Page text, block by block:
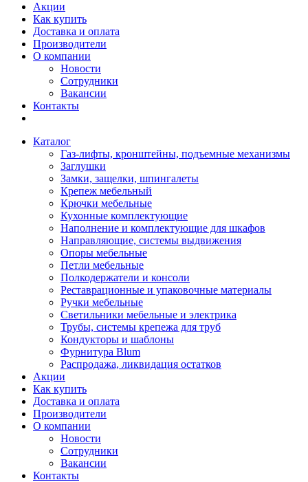
Акции
Как купить
Доставка и оплата
Производители
О компании
Новости
Сотрудники
Вакансии
Контакты
Каталог
Газ-лифты, кронштейны, подъемные механизмы
Заглушки
Замки, защелки, шпингалеты
Крепеж мебельный
Крючки мебельные
Кухонные комплектующие
Наполнение и комплектующие для шкафов
Направляющие, системы выдвижения
Опоры мебельные
Петли мебельные
Полкодержатели и консоли
Реставрационные и упаковочные материалы
Ручки мебельные
Светильники мебельные и электрика
Трубы, системы крепежа для труб
Кондукторы и шаблоны
Фурнитура Blum
Распродажа, ликвидация остатков
Акции
Как купить
Доставка и оплата
Производители
О компании
Новости
Сотрудники
Вакансии
Контакты